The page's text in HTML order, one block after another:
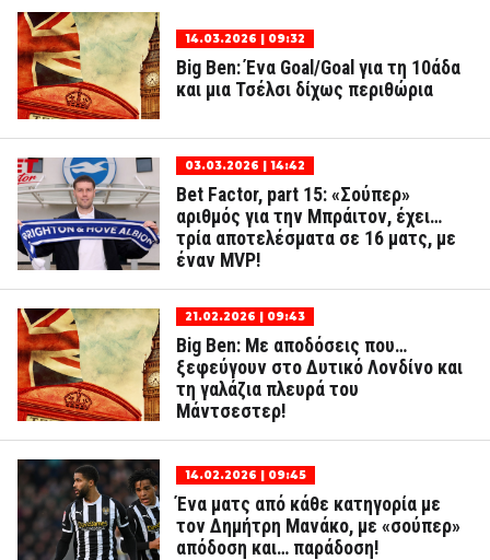
14.03.2026 | 09:32
Big Ben: Ένα Goal/Goal για τη 10άδα
και μια Τσέλσι δίχως περιθώρια
03.03.2026 | 14:42
Bet Factor, part 15: «Σούπερ»
αριθμός για την Μπράιτον, έχει…
τρία αποτελέσματα σε 16 ματς, με
έναν MVP!
21.02.2026 | 09:43
Big Ben: Με αποδόσεις που…
ξεφεύγουν στο Δυτικό Λονδίνο και
τη γαλάζια πλευρά του
Μάντσεστερ!
14.02.2026 | 09:45
Ένα ματς από κάθε κατηγορία με
τον Δημήτρη Μανάκο, με «σούπερ»
απόδοση και… παράδοση!